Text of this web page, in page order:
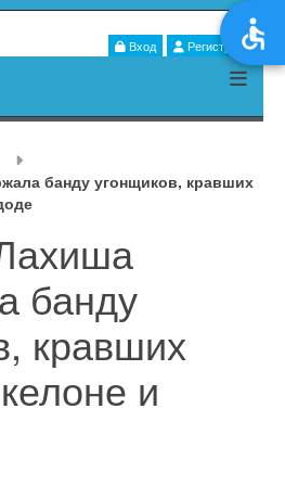
Вход Регистрация
банду угонщиков, кравших
банду
кравших
и